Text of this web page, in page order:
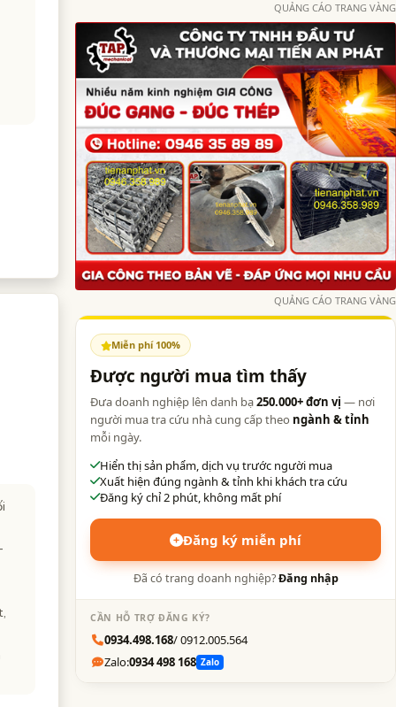
QUẢNG CÁO TRANG VÀNG
QUẢNG CÁO TRANG VÀNG
Miễn phí 100%
Được người mua tìm thấy
Đưa doanh nghiệp lên danh bạ250.000+ đơn vị — nơi
người mua tra cứu nhà cung cấp theo ngành & tỉnh
mỗi ngày.
Hiển thị sản phẩm, dịch vụ trước người mua
Xuất hiện đúng ngành & tỉnh khi khách tra cứu
Đăng ký chỉ 2 phút, không mất phí
Đăng ký miễn phí
Đã có trang doanh nghiệp?Đăng nhập
CẦN HỖ TRỢ ĐĂNG KÝ?
0934.498.168/ 0912.005.564
Zalo:0934 498 168 Zalo